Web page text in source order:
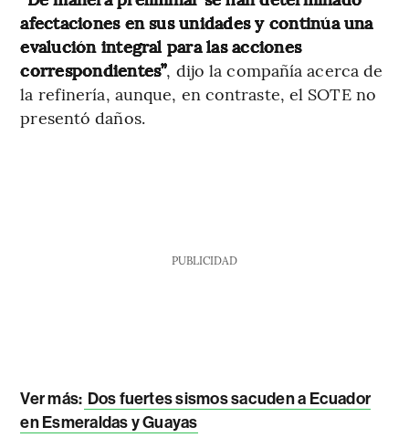
afectaciones en sus unidades y continúa una
evalución integral para las acciones
correspondientes”, dijo la compañía acerca de
la refinería, aunque, en contraste, el SOTE no
presentó daños.
PUBLICIDAD
Ver más: Dos fuertes sismos sacuden a Ecuador
en Esmeraldas y Guayas